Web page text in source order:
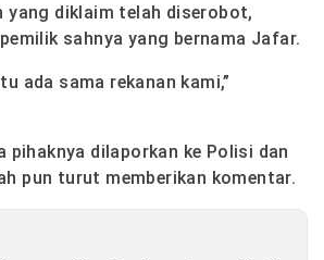
yang diklaim telah diserobot,
sahnya yang bernama Jafar.
ada sama rekanan kami,”
pihaknya dilaporkan ke Polisi dan
pun turut memberikan komentar.